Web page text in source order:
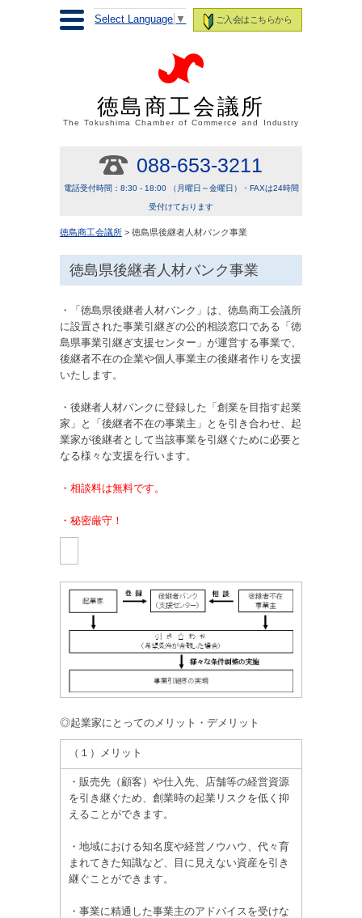
ご入会はこちらから
Select Language ▼
徳島商工会議所
The Tokushima Chamber of Commerce and Industry
088-653-3211
電話受付時間：8:30 - 18:00 （月曜日～金曜日）・FAXは24時間
受付けております
徳島商工会議所 > 徳島県後継者人材バンク事業
徳島県後継者人材バンク事業
・「徳島県後継者人材バンク」は、徳島商工会議所
に設置された事業引継ぎの公的相談窓口である「徳
島県事業引継ぎ支援センター」が運営する事業で、
後継者不在の企業や個人事業主の後継者作りを支援
いたします。
・後継者人材バンクに登録した「創業を目指す起業
家」と「後継者不在の事業主」とを引き合わせ、起
業家が後継者として当該事業を引継ぐために必要と
なる様々な支援を行います。
・相談料は無料です。
・秘密厳守！
◎起業家にとってのメリット・デメリット
（１）メリット
・販売先（顧客）や仕入先、店舗等の経営資源
を引き継ぐため、創業時の起業リスクを低く抑
えることができます。
・地域における知名度や経営ノウハウ、代々育
まれてきた知識など、目に見えない資産を引き
継ぐことができます。
・事業に精通した事業主のアドバイスを受けな